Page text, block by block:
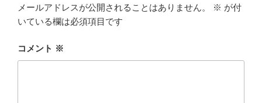
メールアドレスが公開されることはありません。 ※ が付
いている欄は必須項目です
コメント ※